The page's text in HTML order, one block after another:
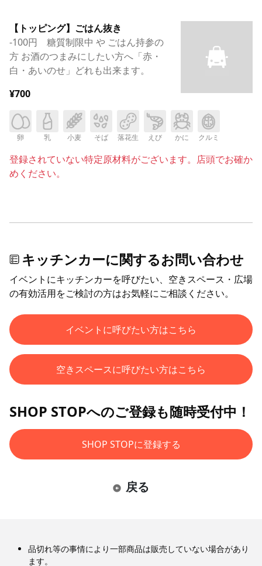
【トッピング】ごはん抜き
-100円 糖質制限中 や ごはん持参の
方 お酒のつまみにしたい方へ「赤・
白・あいのせ」どれも出来ます。
¥700
卵 乳 小麦 そば 落花生 えび かに クルミ
登録されていない特定原材料がございます。店頭でお確か
めください。
キッチンカーに関するお問い合わせ
イベントにキッチンカーを呼びたい、空きスペース・広場
の有効活用をご検討の方はお気軽にご相談ください。
イベントに呼びたい方はこちら
空きスペースに呼びたい方はこちら
SHOP STOPへのご登録も随時受付中！
SHOP STOPに登録する
戻る
品切れ等の事情により一部商品は販売していない場合があり
ます。